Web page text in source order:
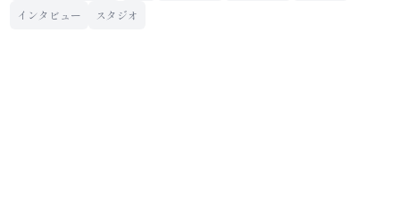
インタビュー
スタジオ